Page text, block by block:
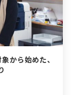
から始めた、